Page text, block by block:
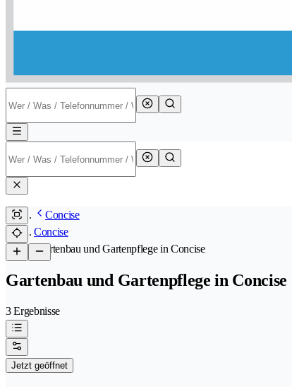
Concise
Concise
/Gartenbau und Gartenpflege in Concise
Gartenbau und Gartenpflege in Concise
3 Ergebnisse
Jetzt geöffnet